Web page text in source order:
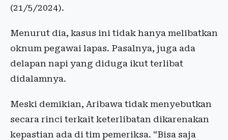
(21/5/2024).
Menurut dia, kasus ini tidak hanya melibatkan
oknum pegawai lapas. Pasalnya, juga ada
delapan napi yang diduga ikut terlibat
didalamnya.
Meski demikian, Aribawa tidak menyebutkan
secara rinci terkait keterlibatan dikarenakan
kepastian ada di tim pemeriksa. “Bisa saja